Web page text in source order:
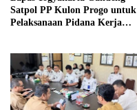
Satpol PP Kulon Progo untuk
Pelaksanaan Pidana Kerja